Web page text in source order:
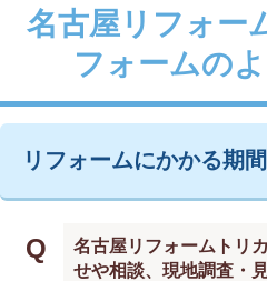
名古屋リフォー
フォームの
リフォームにかかる期
Q
名古屋リフォームトリ
せや相談、現地調査・